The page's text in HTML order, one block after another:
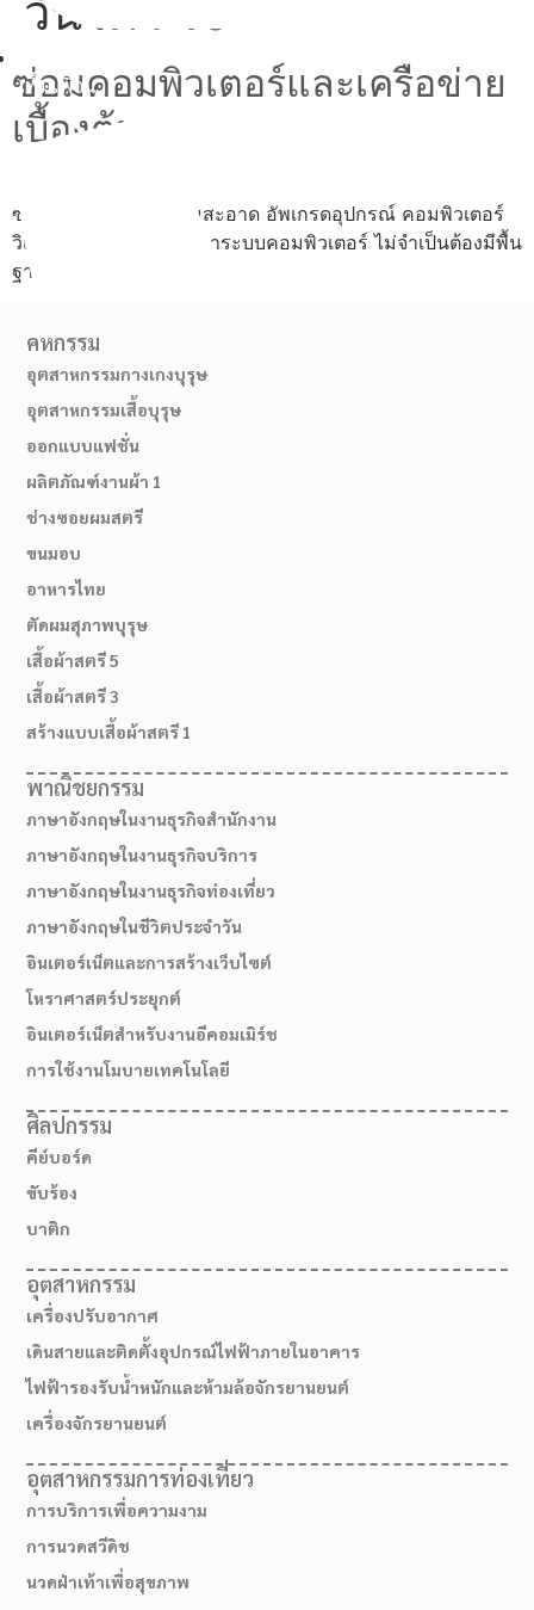
เพิ่มเพื่อน
02-514-1840
สมัครเรียน
วินโดว์ 10
ซ่อมคอมพิวเตอร์และเครือข่าย
เบื้องต้น
ซ่อม ประกอบ ทำความสะอาด อัพเกรดอุปกรณ์ คอมพิวเตอร์
วิเคราะห์และแก้ไขปัญหาระบบคอมพิวเตอร์ ไม่จำเป็นต้องมีพื้น
ฐาน
คหกรรม
อุตสาหกรรมกางเกงบุรุษ
อุตสาหกรรมเสื้อบุรุษ
ออกแบบแฟชั่น
ผลิตภัณฑ์งานผ้า 1
ช่างซอยผมสตรี
ขนมอบ
อาหารไทย
ตัดผมสุภาพบุรุษ
เสื้อผ้าสตรี 5
เสื้อผ้าสตรี 3
สร้างแบบเสื้อผ้าสตรี 1
พาณิชยกรรม
ภาษาอังกฤษในงานธุรกิจสำนักงาน
ภาษาอังกฤษในงานธุรกิจบริการ
ภาษาอังกฤษในงานธุรกิจท่องเที่ยว
ภาษาอังกฤษในชีวิตประจำวัน
อินเตอร์เน็ตและการสร้างเว็บไซต์
โหราศาสตร์ประยุกต์
อินเตอร์เน็ตสำหรับงานอีคอมเมิร์ช
การใช้งานโมบายเทคโนโลยี
ศิลปกรรม
คีย์บอร์ด
ขับร้อง
บาติก
อุตสาหกรรม
เครื่องปรับอากาศ
เดินสายและติดตั้งอุปกรณ์ไฟฟ้าภายในอาคาร
ไฟฟ้ารองรับน้ำหนักและห้ามล้อจักรยานยนต์
เครื่องจักรยานยนต์
อุตสาหกรรมการท่องเที่ยว
การบริการเพื่อความงาม
การนวดสวีดิช
นวดฝ่าเท้าเพื่อสุขภาพ